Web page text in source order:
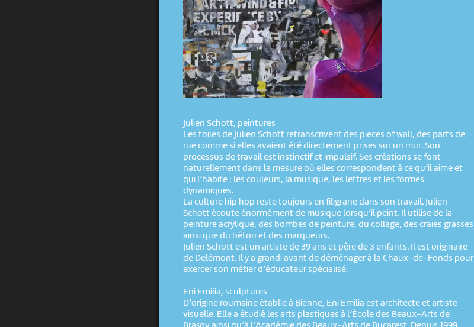
Julien Schott, peintures
Les toiles de Julien Schott retranscrivent des pieces of wall, des parts de
rue comme si elles avaient été directement prises sur un mur. Son
processus de travail est instinctif et impulsif. Ses créations se font
naturellement dans la mesure où elles correspondent à ce qu’il aime et
qui l’habite : les couleurs, la musique, les lettres et les formes
dynamiques.
La culture hip hop reste toujours en filigrane dans son travail. Julien
Schott écoute énormément de musique lorsqu’il peint. Il utilise de la
peinture acrylique, des bombes de peinture, du collage, des craies grasses
ainsi que du béton et des marqueurs.
Julien Schott est un artiste de 39 ans et père de 3 enfants. Il est originaire
de Delémont. Il y a grandi avant de déménager à la Chaux-de-Fonds pour
exercer son métier d’éducateur spécialisé.
Eni Emilia, sculptures
D’origine roumaine établie à Bienne, Eni Emilia est architecte et artiste
visuelle. Elle a étudié les arts plastiques à l’École des Beaux-Arts de